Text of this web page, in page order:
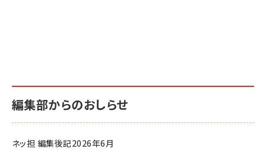
編集部からのおしらせ
ネッ担 編集後記2026年6月